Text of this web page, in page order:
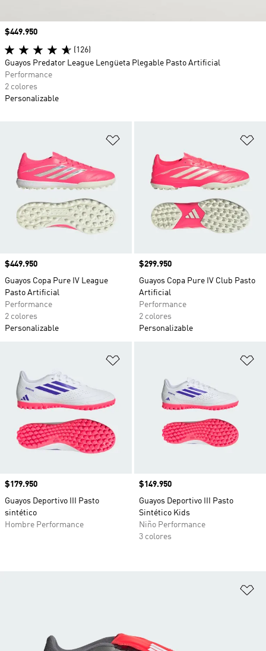
Precio
$449.950
Guayos Copa Pure IV League
Pasto Artificial
Performance
2 colores
Personalizable
Precio
$299.950
Guayos Copa Pure IV Club Pasto
Artificial
Performance
2 colores
Personalizable
Precio
$179.950
Guayos Deportivo III Pasto
sintético
Hombre Performance
Precio
$149.950
Guayos Deportivo III Pasto
Sintético Kids
Niño Performance
3 colores
Precio
$449.950
(126)
Guayos Predator League Lengüeta Plegable Pasto Artificial
Performance
2 colores
Personalizable